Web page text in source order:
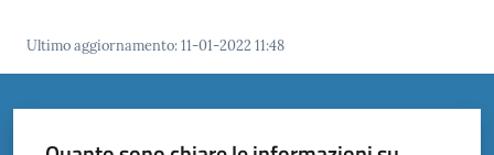
Novità
Servizi
Ultimo aggiornamento:11-01-2022 11:48